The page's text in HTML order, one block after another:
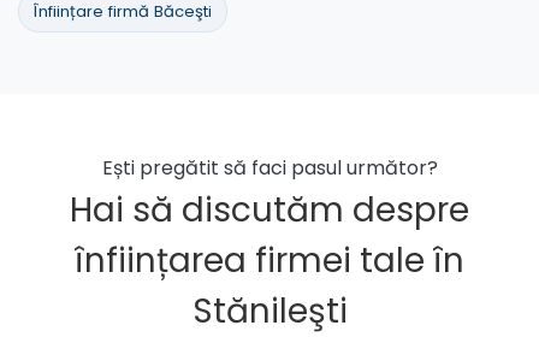
Înființare firmă Băceşti
Ești pregătit să faci pasul următor?
Hai să discutăm despre
înființarea firmei tale în
Stănileşti